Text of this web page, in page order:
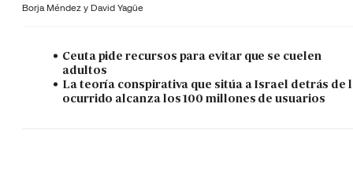
Borja Méndez y David Yagüe
Ceuta pide recursos para evitar que se cuelen
adultos
La teoría conspirativa que sitúa a Israel detrás de
ocurrido alcanza los 100 millones de usuarios